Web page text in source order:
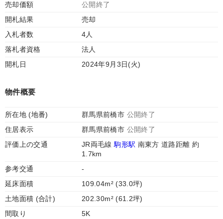
売却価額
公開終了
開札結果
売却
入札者数
4人
落札者資格
法人
開札日
2024年9月3日(火)
物件概要
所在地 (地番) 群馬県前橋市 公開終了
住居表示
群馬県前橋市 公開終了
評価上の交通
JR両毛線駒形駅 南東方 道路距離 約
1.7km
参考交通
-
延床面積
109.04m² (33.0坪)
土地面積 (合計)
202.30m² (61.2坪)
間取り
5K